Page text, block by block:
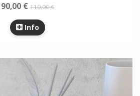
90,00 € 110,00 €
Info